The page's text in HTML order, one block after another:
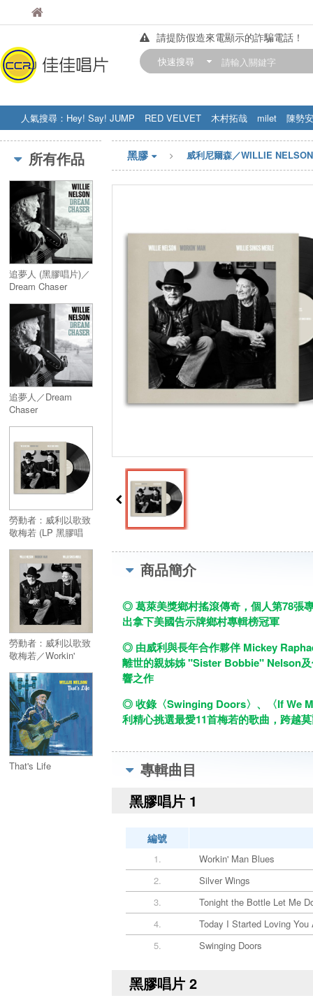
佳佳唱片
請提防假造來電顯示的詐騙電話！
【中華門市營業時間調整公告】
快速搜尋
人氣搜尋： Hey! Say! JUMP RED VELVET 木村拓哉 milet
陳勢安
STRAY KIDS
盧廣仲 周杰伦
所有作品
追夢人 (黑膠唱片)／
Dream Chaser
追夢人／Dream
Chaser
勞動者：威利以歌致
敬梅若 (LP 黑膠唱
Willie Sings Merle
(Vinyl)
勞動者：威利以歌致
敬梅若／Workin'
Merle
That's Life
黑膠 威利尼爾森／WILLIE NELSON
商品簡介
◎ 葛萊美獎鄉村搖滾傳奇，個人第78張
出拿下美國告示牌鄉村專輯榜冠軍
◎ 由威利與長年合作夥伴 Mickey
離世的親姊姊 "Sister Bobbie" Nelson
響之作
◎ 收錄〈Swinging Doors〉、〈If We
利精心挑選最愛11首梅若的歌曲，跨越
專輯曲目
黑膠唱片 1
編號
1.
Workin' Man Blues
2.
Silver Wings
3.
Tonight the Bottle Let Me
4.
Today I Started Loving You
5.
Swinging Doors
黑膠唱片 2